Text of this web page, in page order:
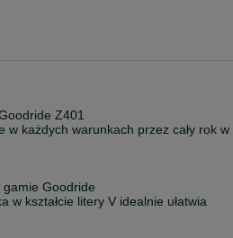
Z401
w każdych warunkach przez cały rok w
gamie Goodride
w kształcie litery V idealnie ułatwia